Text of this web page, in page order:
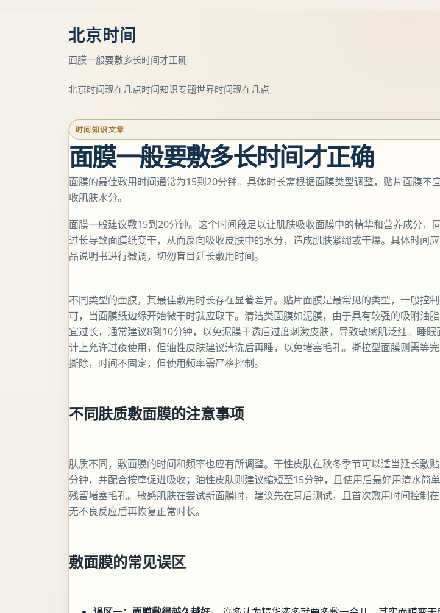
北京时间
面膜一般要敷多长时间才正确
北京时间现在几点时间知识专题世界时间现在几点
时间知识文章
面膜一般要敷多长时间才正确
面膜的最佳敷用时间通常为15到20分钟。具体时长需根据面膜类型调整，贴片面膜不
收肌肤水分。
面膜一般建议敷15到20分钟。这个时间段足以让肌肤吸收面膜中的精华和营养成分，
过长导致面膜纸变干，从而反向吸收皮肤中的水分，造成肌肤紧绷或干燥。具体时间
品说明书进行微调，切勿盲目延长敷用时间。
不同类型的面膜，其最佳敷用时长存在显著差异。贴片面膜是最常见的类型，一般控
可，当面膜纸边缘开始微干时就应取下。清洁类面膜如泥膜，由于具有较强的吸附油
宜过长，通常建议8到10分钟，以免泥膜干透后过度刺激皮肤，导致敏感肌泛红。睡
计上允许过夜使用，但油性皮肤建议清洗后再睡，以免堵塞毛孔。撕拉型面膜则需等
撕除，时间不固定，但使用频率需严格控制。
不同肤质敷面膜的注意事项
肤质不同，敷面膜的时间和频率也应有所调整。干性皮肤在秋冬季节可以适当延长敷
分钟，并配合按摩促进吸收；油性皮肤则建议缩短至15分钟，且使用后最好用清水简
残留堵塞毛孔。敏感肌肤在尝试新面膜时，建议先在耳后测试，且首次敷用时间控制
无不良反应后再恢复正常时长。
敷面膜的常见误区